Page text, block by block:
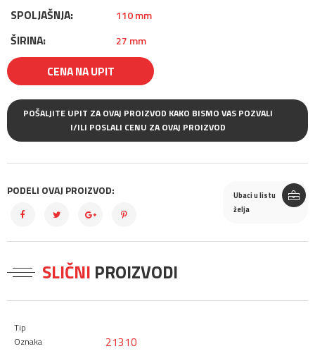
SPOLJAŠNJA: 110 mm
ŠIRINA: 27 mm
CENA NA UPIT
POŠALJITE UPIT ZA OVAJ PROIZVOD KAKO BISMO VAS POZVALI
I/ILI POSLALI CENU ZA OVAJ PROIZVOD
PODELI OVAJ PROIZVOD:
Ubaci u listu
želja
SLIČNI PROIZVODI
21310